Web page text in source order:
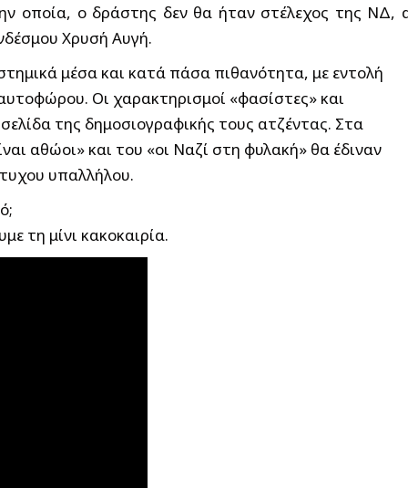
οποία, ο δράστης δεν θα ήταν στέλεχος της ΝΔ,
Χρυσή Αυγή.
μέσα και κατά πάσα πιθανότητα, με εντολή
Οι χαρακτηρισμοί «φασίστες» και
της δημοσιογραφικής τους ατζέντας. Στα
αθώοι» και του «οι Ναζί στη φυλακή» θα έδιναν
υπαλλήλου.
τη μίνι κακοκαιρία.